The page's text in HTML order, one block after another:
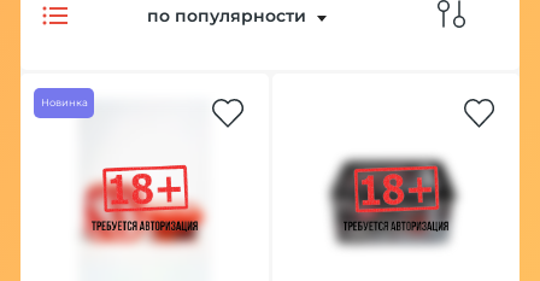
по популярности
Новинка